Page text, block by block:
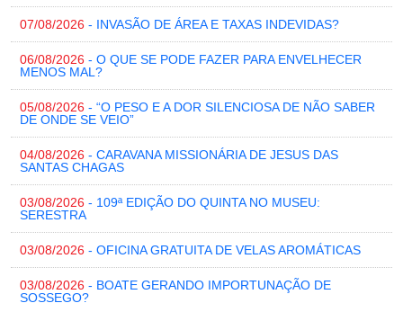
07/08/2026 - INVASÃO DE ÁREA E TAXAS INDEVIDAS?
06/08/2026 - O QUE SE PODE FAZER PARA ENVELHECER
MENOS MAL?
05/08/2026 - “O PESO E A DOR SILENCIOSA DE NÃO SABER
DE ONDE SE VEIO”
04/08/2026 - CARAVANA MISSIONÁRIA DE JESUS DAS
SANTAS CHAGAS
03/08/2026 - 109ª EDIÇÃO DO QUINTA NO MUSEU:
SERESTRA
03/08/2026 - OFICINA GRATUITA DE VELAS AROMÁTICAS
03/08/2026 - BOATE GERANDO IMPORTUNAÇÃO DE
SOSSEGO?